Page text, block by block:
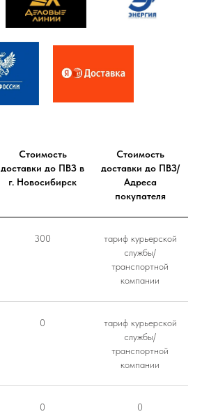
Стоимость
доставки до ПВЗ в
г. Новосибирск
Стоимость
доставки до ПВЗ/
Адреса
покупателя
300
тариф курьерской
службы/
транспортной
компании
0
тариф курьерской
службы/
транспортной
компании
0 0